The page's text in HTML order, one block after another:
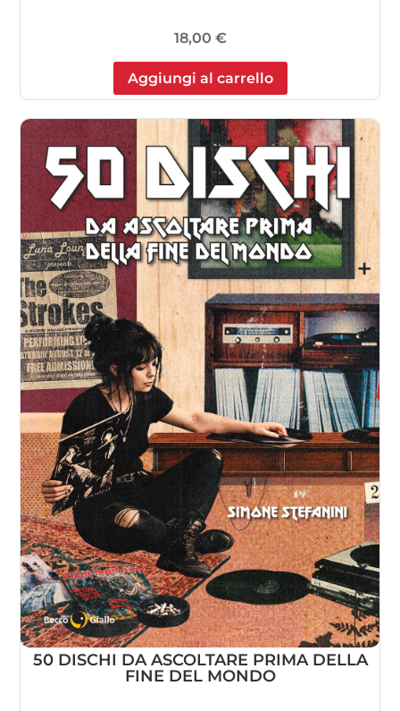
18,00 €
Aggiungi al carrello
50 DISCHI DA ASCOLTARE PRIMA DELLA
FINE DEL MONDO